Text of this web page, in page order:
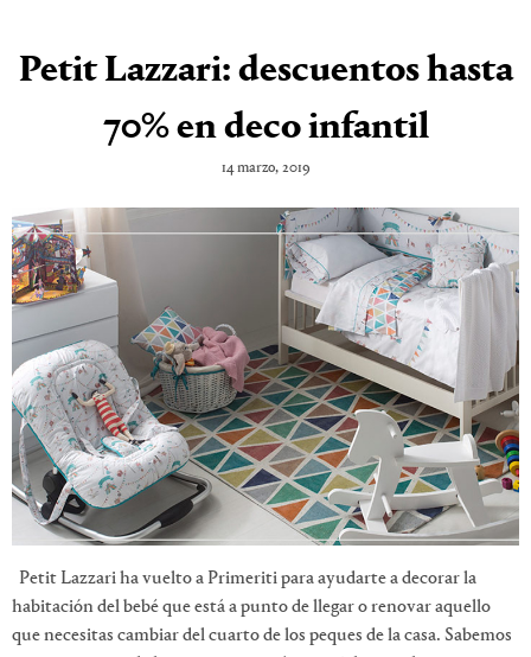
Petit Lazzari: descuentos hasta
70% en deco infantil
14 marzo, 2019
Petit Lazzari ha vuelto a Primeriti para ayudarte a decorar la
habitación del bebé que está a punto de llegar o renovar aquello
que necesitas cambiar del cuarto de los peques de la casa. Sabemos